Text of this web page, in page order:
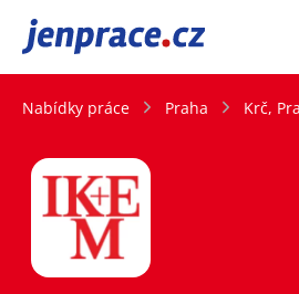
JenPráce.cz
Nabídky práce Praha Krč,